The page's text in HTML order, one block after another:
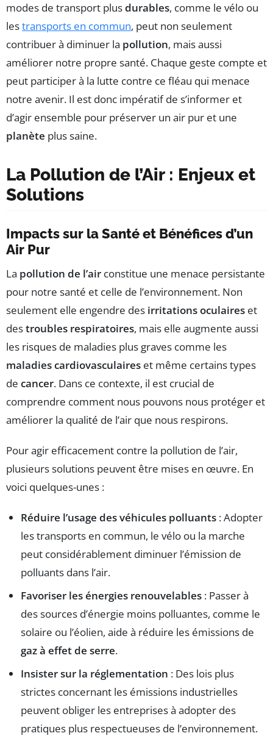
modes de transport plusdurables, comme le vélo ou
lestransports en commun, peut non seulement
contribuer à diminuer la pollution, mais aussi
améliorer notre propre santé. Chaque geste compte et
peut participer à la lutte contre ce fléau qui menace
notre avenir. Il est donc impératif de s’informer et
d’agir ensemble pour préserver un air pur et une
planète plus saine.
La Pollution de l’Air : Enjeux et
Solutions
Impacts sur la Santé et Bénéfices d’un
Air Pur
La pollution de l’air constitue une menace persistante
pour notre santé et celle de l’environnement. Non
seulement elle engendre des irritations oculaires et
destroubles respiratoires, mais elle augmente aussi
les risques de maladies plus graves comme les
maladies cardiovasculaires et même certains types
de cancer. Dans ce contexte, il est crucial de
comprendre comment nous pouvons nous protéger et
améliorer la qualité de l’air que nous respirons.
Pour agir efficacement contre la pollution de l’air,
plusieurs solutions peuvent être mises en œuvre. En
voici quelques-unes :
Réduire l’usage des véhicules polluants : Adopter
les transports en commun, le vélo ou la marche
peut considérablement diminuer l’émission de
polluants dans l’air.
Favoriser les énergies renouvelables : Passer à
des sources d’énergie moins polluantes, comme le
solaire ou l’éolien, aide à réduire les émissions de
gaz à effet de serre.
Insister sur la réglementation : Des lois plus
strictes concernant les émissions industrielles
peuvent obliger les entreprises à adopter des
pratiques plus respectueuses de l’environnement.